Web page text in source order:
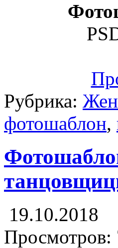
Рубрика:
фотошаблон,
19.10.2018
Просмотров: